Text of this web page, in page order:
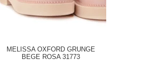
MELISSA OXFORD GRUNGE
BEGE ROSA 31773